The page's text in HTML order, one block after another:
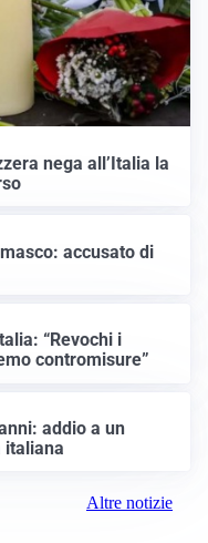
nega all’Italia la
accusato di
“Revochi i
contromisure”
addio a un
italiana
Altre notizie